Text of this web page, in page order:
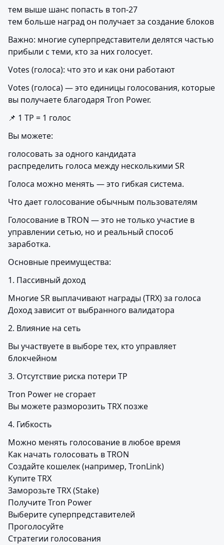
тем выше шанс попасть в топ-27
тем больше наград он получает за создание блоков
Важно: многие суперпредставители делятся частью
прибыли с теми, кто за них голосует.
Votes (голоса): что это и как они работают
Votes (голоса) — это единицы голосования, которые
вы получаете благодаря Tron Power.
📌 1 TP = 1 голос
Вы можете:
голосовать за одного кандидата
распределить голоса между несколькими SR
Голоса можно менять — это гибкая система.
Что дает голосование обычным пользователям
Голосование в TRON — это не только участие в
управлении сетью, но и реальный способ
заработка.
Основные преимущества:
1. Пассивный доход
Многие SR выплачивают награды (TRX) за голоса
Доход зависит от выбранного валидатора
2. Влияние на сеть
Вы участвуете в выборе тех, кто управляет
блокчейном
3. Отсутствие риска потери TP
Tron Power не сгорает
Вы можете разморозить TRX позже
4. Гибкость
Можно менять голосование в любое время
Как начать голосовать в TRON
Создайте кошелек (например, TronLink)
Купите TRX
Заморозьте TRX (Stake)
Получите Tron Power
Выберите суперпредставителей
Проголосуйте
Стратегии голосования